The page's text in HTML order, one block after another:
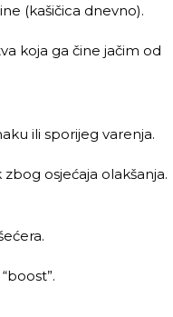
(kašičica dnevno).
koja ga čine jačim od
ili sporijeg varenja.
osjećaja olakšanja.